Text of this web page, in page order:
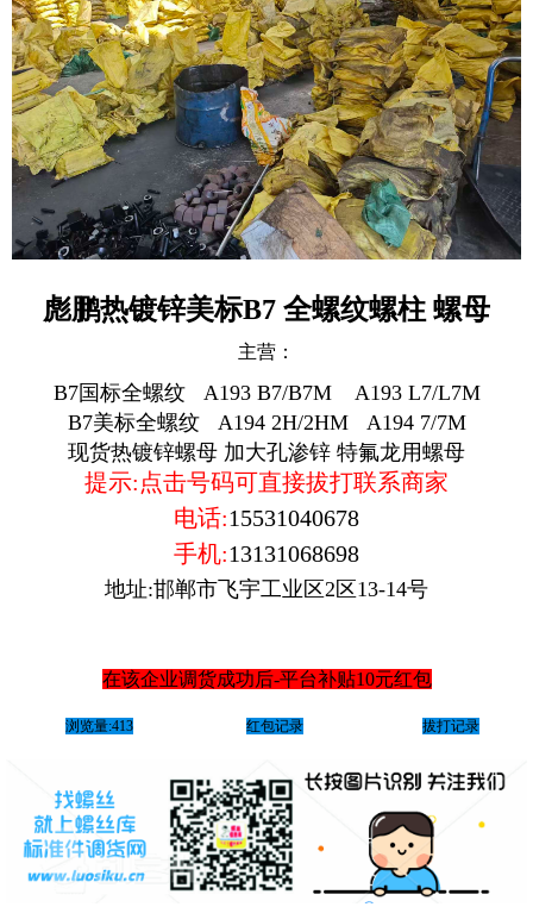
彪鹏热镀锌美标B7 全螺纹螺柱 螺母
主营：
B7国标全螺纹 A193 B7/B7M A193 L7/L7M
B7美标全螺纹 A194 2H/2HM A194 7/7M
现货热镀锌螺母 加大孔渗锌 特氟龙用螺母
提示:点击号码可直接拔打联系商家
电话:15531040678
手机:13131068698
地址:邯郸市飞宇工业区2区13-14号
在该企业调货成功后-平台补贴10元红包
浏览量:413 红包记录 拔打记录